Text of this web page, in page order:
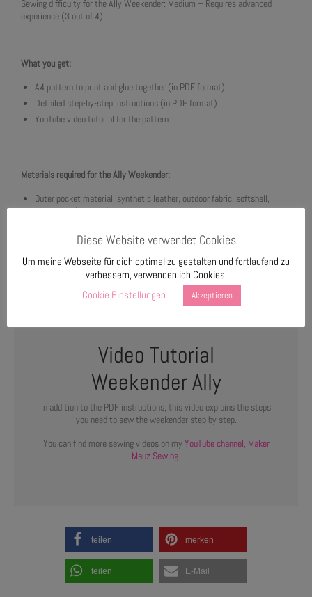
Sewing difficulty for the Ally Weekender: Medium – Requires advanced
experience (3 out of 4)
What you get:
A4 pattern to print and glue together (in PDF format)
Detailed step-by-step instructions (in PDF format)
YouTube video tutorial for the pattern
Materials required for the Ally Weekender:
Outer pocket material: synthetic leather, outdoor fabric, softshell,
canvas, cork, or corduroy.
Lining material: fleece and foam.
1-3 zippers, zipper foot, bag straps, double-sided tape.
Video Tutorial
Weekender Ally
In addition to the PDF instructions, this video explains the steps
you need to sew the weekender step by step.
You can find more sewing videos on my YouTube channel, Maker
Mauz Sewing.
teilen merken
teilen E-Mail
Diese Website verwendet Cookies
Um meine Webseite für dich optimal zu gestalten und fortlaufend zu
verbessern, verwenden ich Cookies.
Cookie Einstellungen
Akzeptieren